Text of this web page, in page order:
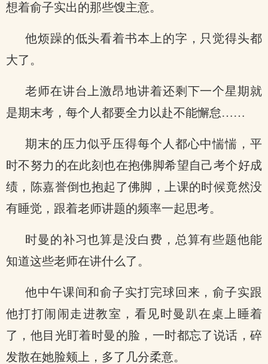
想着俞子实出的那些馊主意。
他烦躁的低头看着书本上的字，只觉得头都
大了。
老师在讲台上激昂地讲着还剩下一个星期就
是期末考，每个人都要全力以赴不能懈怠……
期末的压力似乎压得每个人都心中惴惴，平
时不努力的在此刻也在抱佛脚希望自己考个好成
绩，陈嘉誉倒也抱起了佛脚，上课的时候竟然没
有睡觉，跟着老师讲题的频率一起思考。
时曼的补习也算是没白费，总算有些题他能
知道这些老师在讲什么了。
他中午课间和俞子实打完球回来，俞子实跟
他打打闹闹走进教室，看见时曼趴在桌上睡着
了，他目光盯着时曼的脸，一时都忘了说话，碎
发散在她脸颊上，多了几分柔意。